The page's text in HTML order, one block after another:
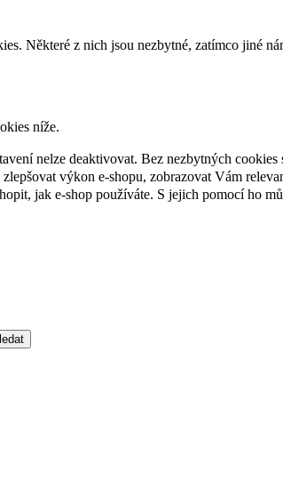
Některé z nich jsou nezbytné, zatímco jiné
níže.
nelze deaktivovat. Bez nezbytných
výkon e-shopu, zobrazovat Vám
jak e-shop používáte. S jejich pomocí ho